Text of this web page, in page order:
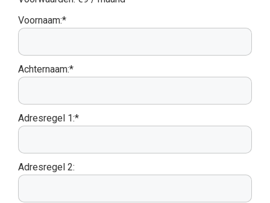
Voornaam:*
Achternaam:*
Adresregel 1:*
Adresregel 2: